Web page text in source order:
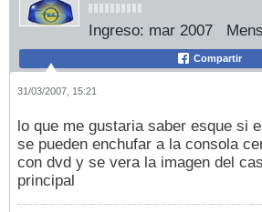
Ingreso: mar 2007
Compartir
31/03/2007, 15:21
lo que me gustaria saber esque si
se pueden enchufar a la consola
con dvd y se vera la imagen del
principal